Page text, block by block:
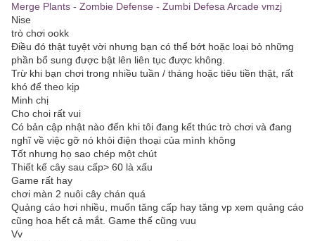
Merge Plants - Zombie Defense - Zumbi Defesa Arcade vmzj
Nise
trò chơi ookk
Điều đó thật tuyệt vời nhưng bạn có thể bớt hoặc loại bỏ những
phần bổ sung được bật lên liên tục được không.
Trừ khi bạn chơi trong nhiều tuần / tháng hoặc tiêu tiền thật, rất
khó để theo kịp
Minh chị
Cho choi rất vui
Có bản cập nhật nào đến khi tôi đang kết thúc trò chơi và đang
nghĩ về việc gỡ nó khỏi điện thoại của mình không
Tốt nhưng họ sao chép một chút
Thiết kế cây sau cấp> 60 là xấu
Game rất hay
chơi màn 2 nuôi cây chán quá
Quảng cáo hơi nhiều, muốn tăng cấp hay tăng vp xem quảng cáo
cũng hoa hết cả mắt. Game thế cũng vuu
Vv